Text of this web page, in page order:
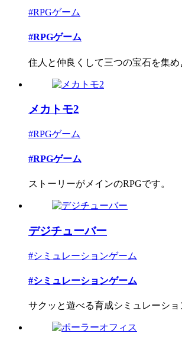
#RPGゲーム
#RPGゲーム
住人と仲良くして三つの宝石を集め
メカトモ2
#RPGゲーム
#RPGゲーム
ストーリーがメインのRPGです。
デジチューバー
#シミュレーションゲーム
#シミュレーションゲーム
サクッと遊べる育成シミュレーショ